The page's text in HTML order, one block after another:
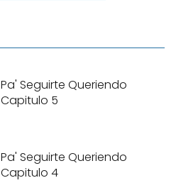
Pa' Seguirte Queriendo
Capitulo 5
Pa' Seguirte Queriendo
Capitulo 4